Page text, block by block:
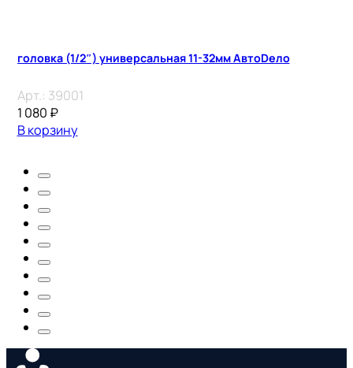
головка (1/2″) универсальная 11-32мм АвтоDело
Арт.: 39001
1 080 ₽
В корзину